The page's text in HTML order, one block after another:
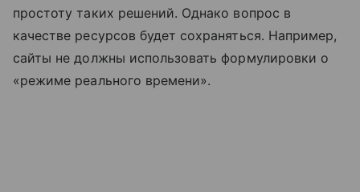
простоту таких решений. Однако вопрос в
качестве ресурсов будет сохраняться. Например,
сайты не должны использовать формулировки о
«режиме реального времени».